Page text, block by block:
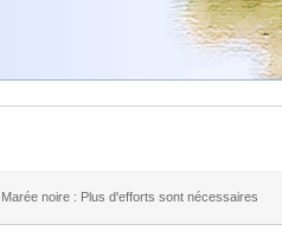
Marée noire : Plus d'efforts sont nécessaires